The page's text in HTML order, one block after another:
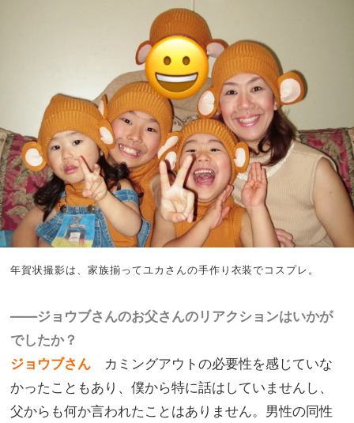
年賀状撮影は、家族揃ってユカさんの手作り衣装でコスプレ。
――ジョウブさんのお父さんのリアクションはいかが
でしたか？
ジョウブさん カミングアウトの必要性を感じていな
かったこともあり、僕から特に話はしていませんし、
父からも何か言われたことはありません。男性の同性